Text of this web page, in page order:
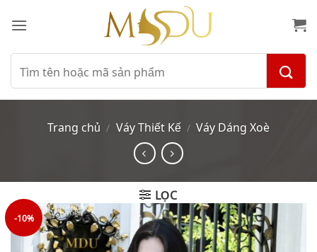
qua
dungTìm
kiếm:
Trang chủ / Váy Thiết Kế / Váy Dáng Xoè
LỌC
-10%